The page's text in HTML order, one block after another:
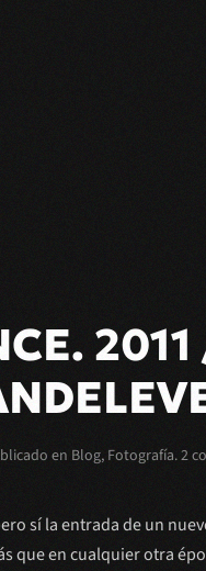
en Blog, Fotografía.2
sí la entrada de un
que en cualquier otra